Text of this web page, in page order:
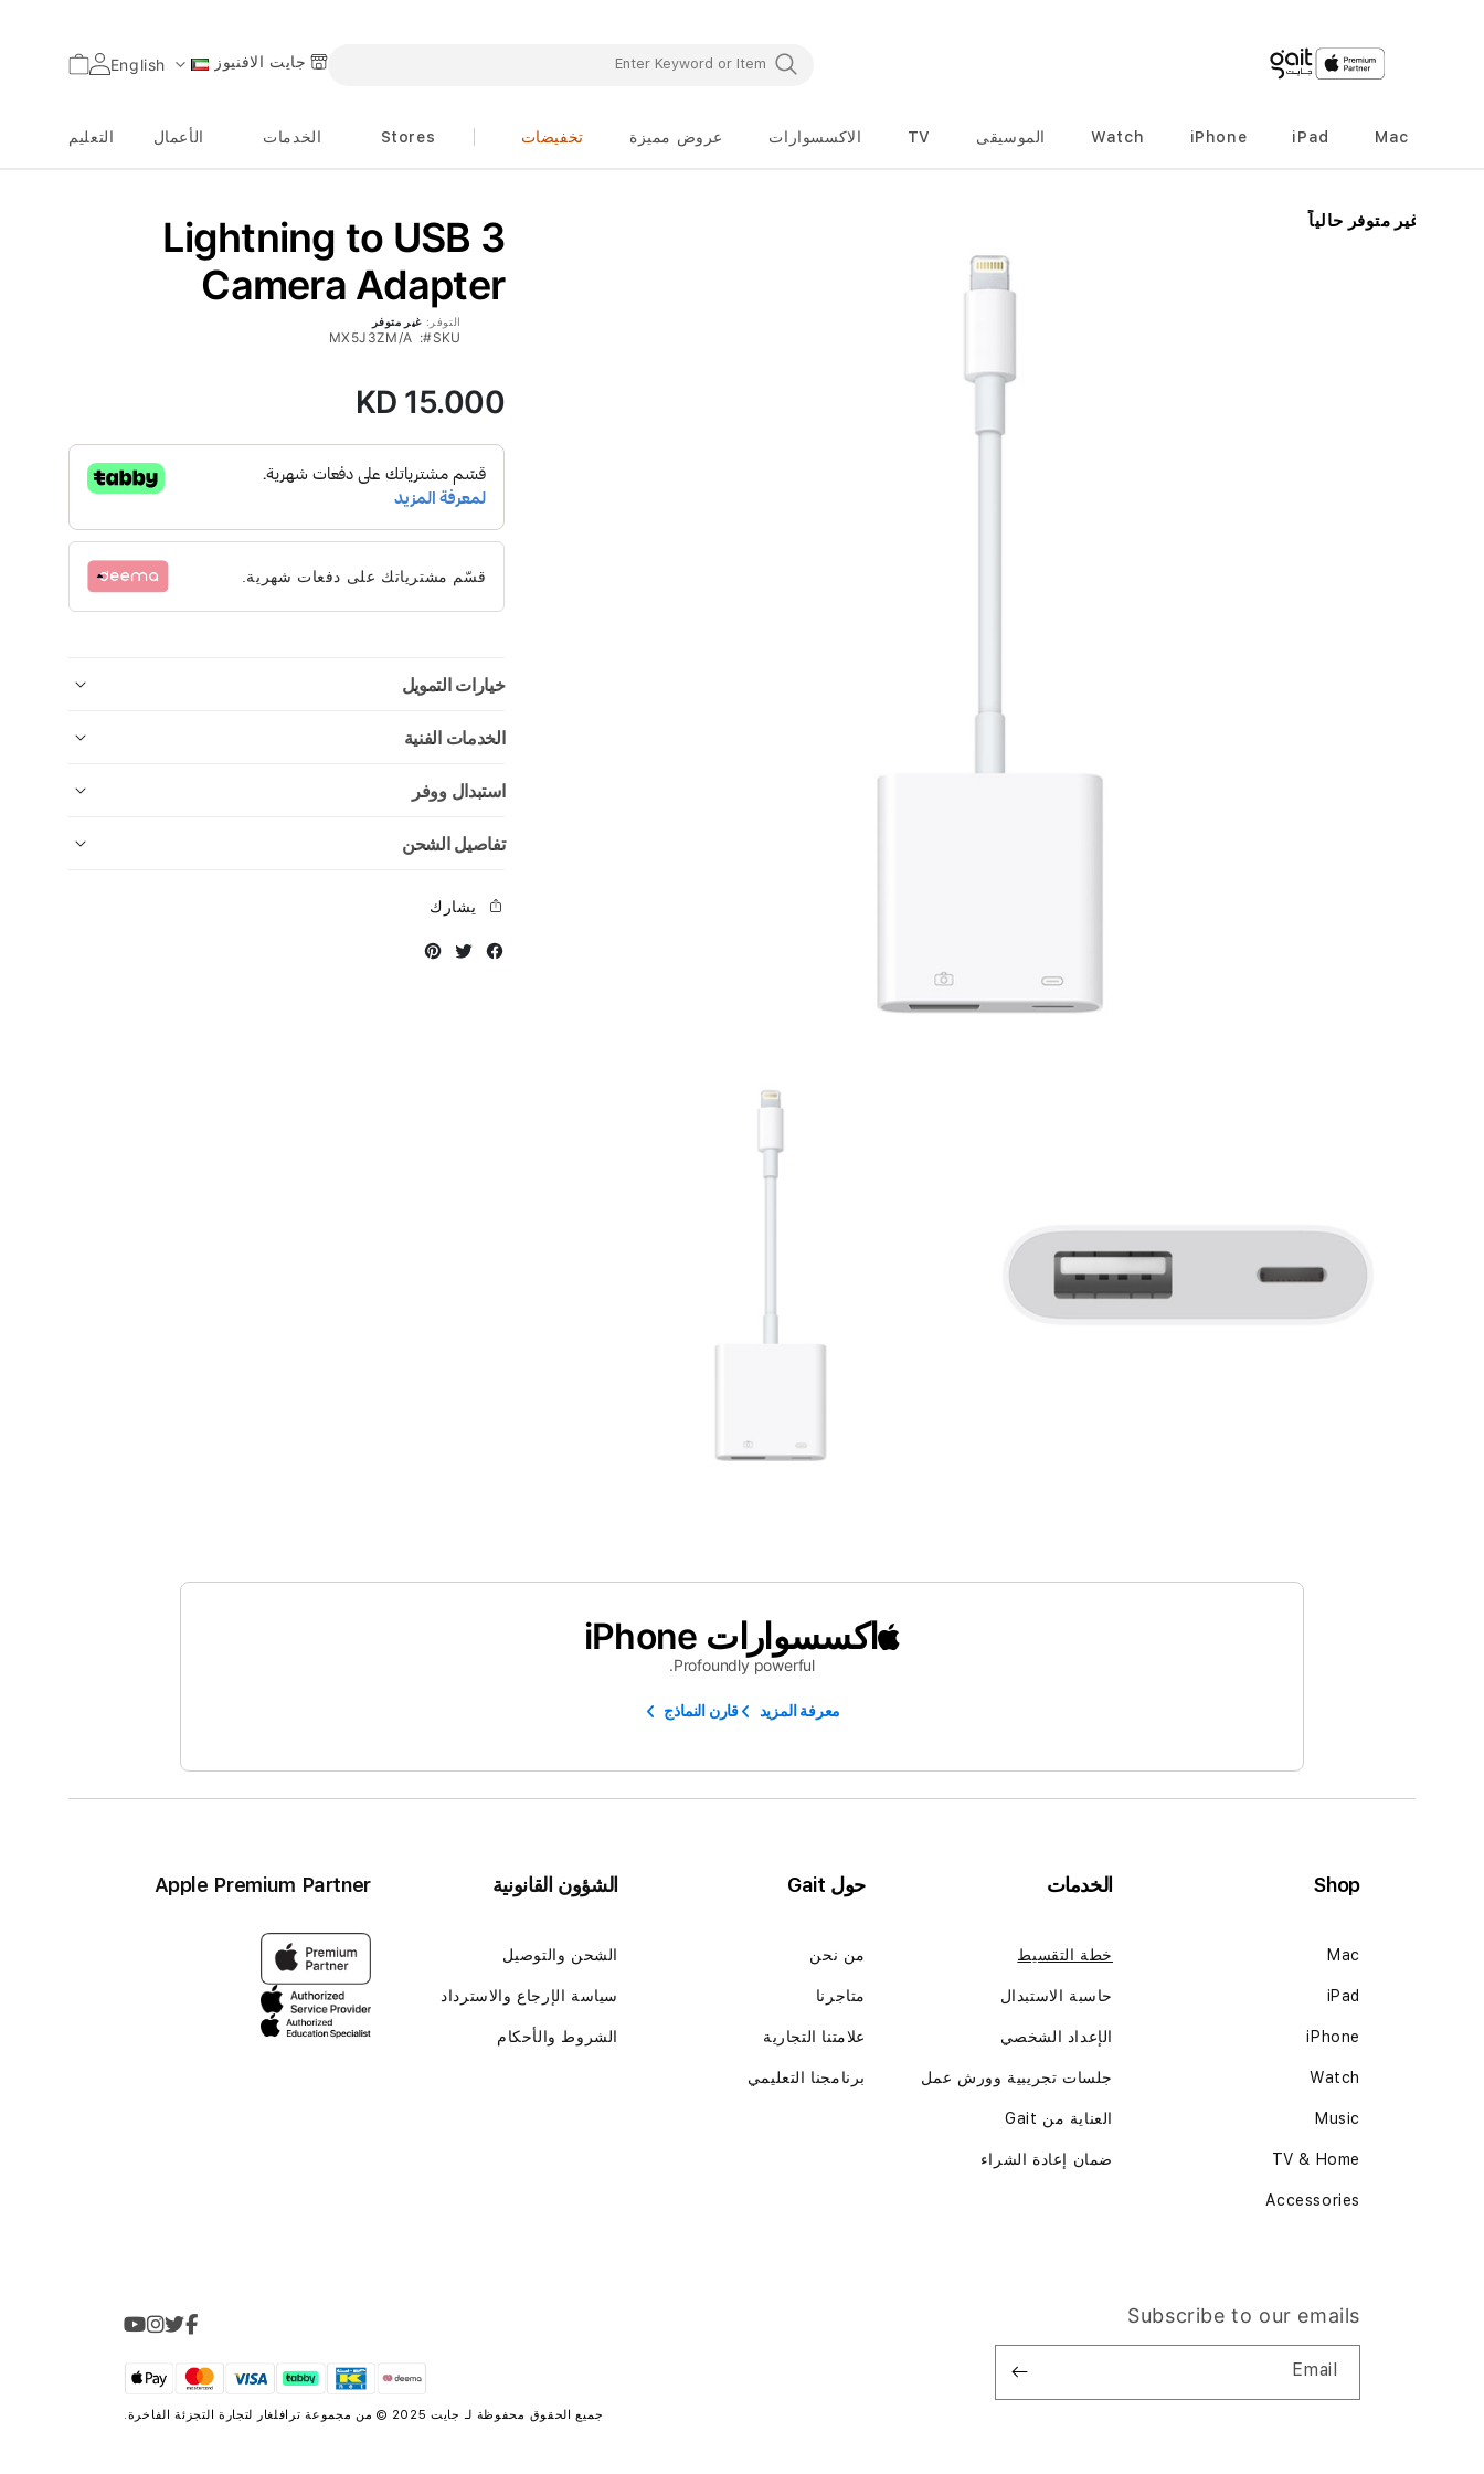
اللغة English جايت الافنيوز السلة
Mac
iPad
iPhone
Watch الموسيقى TV الاكسسوارات عروض مميزة تخفيضات Stores الخدمات الأعمال التعليم
انتقل
إلى
غير متوفر حالياً
Lightning to USB 3
Camera Adapter
KD 15.000
التوفر: غير متوفر
SKU
MX5J3ZM/A
قسّم مشترياتك على دفعات شهرية.
خيارات التمويل
الخدمات الفنية
استبدال ووفر
تفاصيل الشحن
يشارك
Facebook
Twitter
Instagram
اكسسوارات iPhone
Profoundly powerful.
معرفة المزيد قارن النماذج
Shop
Mac
iPad
iPhone
Watch
Music
TV & Home
Accessories
الخدمات
خطة التقسيط
حاسبة الاستبدال
الإعداد الشخصي
جلسات تجريبية وورش عمل
العناية من Gait
ضمان إعادة الشراء
حول Gait
من نحن
متاجرنا
علامتنا التجارية
برنامجنا التعليمي
الشؤون القانونية
الشحن والتوصيل
سياسة الإرجاع والاسترداد
الشروط والأحكام
Apple Premium Partner
Subscribe to our emails
Email
جميع الحقوق محفوظة لـ جايت 2025 © من مجموعة ترافلغار لتجارة التجزئة الفاخرة